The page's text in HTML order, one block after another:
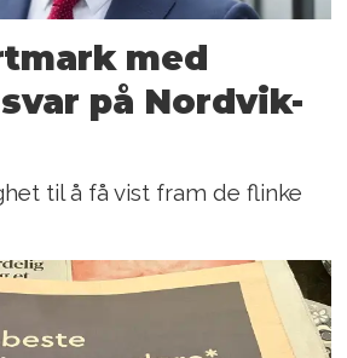
med
på Nordvik-
til å få vist fram de flinke